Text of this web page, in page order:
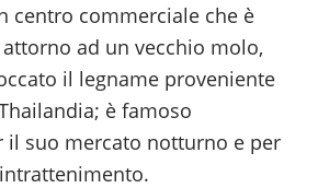
centro commerciale che è
ad un vecchio molo,
il legname proveniente
è famoso
il suo mercato notturno e per